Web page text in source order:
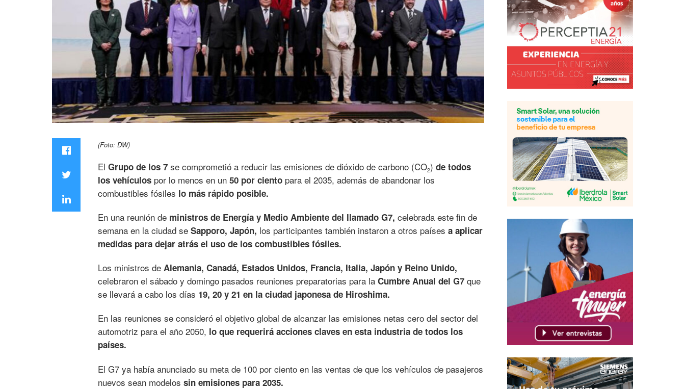
(Foto: DW)
El Grupo de los 7 se comprometió a reducir las emisiones de dióxido de carbono (CO2) de todos
los vehículos por lo menos en un 50 por ciento para el 2035, además de abandonar los
combustibles fósiles lo más rápido posible.
En una reunión de ministros de Energía y Medio Ambiente del llamado G7, celebrada este fin de
semana en la ciudad se Sapporo, Japón, los participantes también instaron a otros países a aplicar
medidas para dejar atrás el uso de los combustibles fósiles.
Los ministros de Alemania, Canadá, Estados Unidos, Francia, Italia, Japón y Reino Unido,
celebraron el sábado y domingo pasados reuniones preparatorias para la Cumbre Anual del G7 que
se llevará a cabo los días 19, 20 y 21 en la ciudad japonesa de Hiroshima.
En las reuniones se consideró el objetivo global de alcanzar las emisiones netas cero del sector del
automotriz para el año 2050, lo que requerirá acciones claves en esta industria de todos los
países.
El G7 ya había anunciado su meta de 100 por ciento en las ventas de que los vehículos de pasajeros
nuevos sean modelos sin emisiones para 2035.